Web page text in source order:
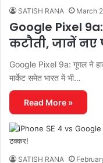
SATISH RANA March
Google Pixel
कटौती, जानें
Google Pixel 9a: गूगल ने
मार्केट समेत भारत में भी…
Read More »
SATISH RANA